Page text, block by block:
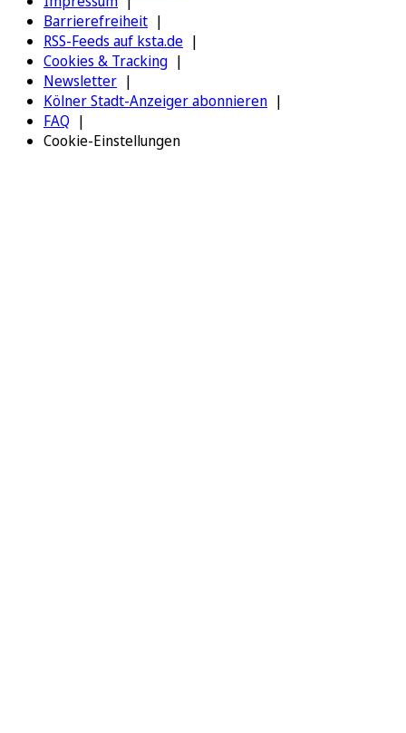
Barrierefreiheit
RSS-Feeds auf ksta.de
Cookies & Tracking
Newsletter
Kölner Stadt-Anzeiger abonnieren
FAQ
Cookie-Einstellungen